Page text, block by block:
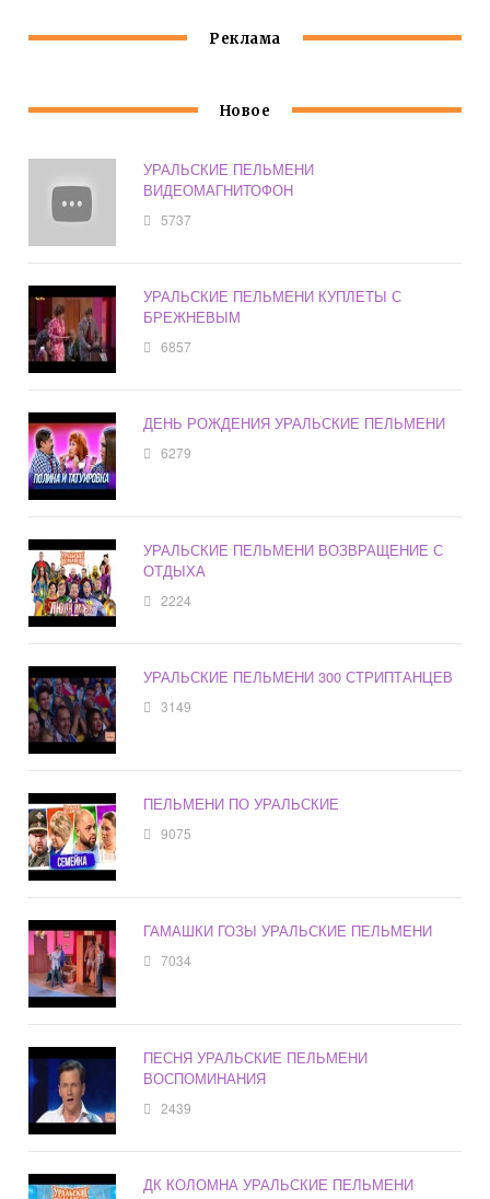
Реклама
Новое
УРАЛЬСКИЕ ПЕЛЬМЕНИ
ВИДЕОМАГНИТОФОН
5737
УРАЛЬСКИЕ ПЕЛЬМЕНИ КУПЛЕТЫ С
БРЕЖНЕВЫМ
6857
ДЕНЬ РОЖДЕНИЯ УРАЛЬСКИЕ ПЕЛЬМЕНИ
6279
УРАЛЬСКИЕ ПЕЛЬМЕНИ ВОЗВРАЩЕНИЕ С
ОТДЫХА
2224
УРАЛЬСКИЕ ПЕЛЬМЕНИ 300 СТРИПТАНЦЕВ
3149
ПЕЛЬМЕНИ ПО УРАЛЬСКИЕ
9075
ГАМАШКИ ГОЗЫ УРАЛЬСКИЕ ПЕЛЬМЕНИ
7034
ПЕСНЯ УРАЛЬСКИЕ ПЕЛЬМЕНИ
ВОСПОМИНАНИЯ
2439
ДК КОЛОМНА УРАЛЬСКИЕ ПЕЛЬМЕНИ